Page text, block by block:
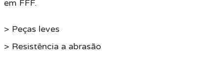
em FFF.
> Peças leves
> Resistência a abrasão